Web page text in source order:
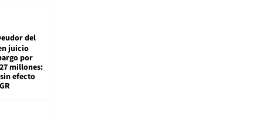
del
juicio
por
millones:
efecto